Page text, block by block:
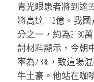
青光眼患者將到達
將高達1.12億。我
分之一，約為2180
討材料顯示，今朝
率為2.3%，致這場
牛土豪。他站在咖